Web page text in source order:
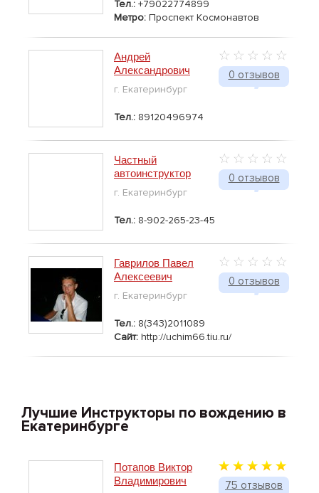
Тел.: +79022774899
Метро: Проспект Космонавтов
0 отзывов
Андрей
Александрович
г. Екатеринбург
Тел.: 89120496974
0 отзывов
Частный
автоинструктор
г. Екатеринбург
Тел.: 8-902-265-23-45
0 отзывов
Гаврилов Павел
Алексеевич
г. Екатеринбург
Тел.: 8(343)2011089
Сайт: http://uchim66.tiu.ru/
Лучшие Инструкторы по вождению в
Екатеринбурге
75 отзывов
Потапов Виктор
Владимирович